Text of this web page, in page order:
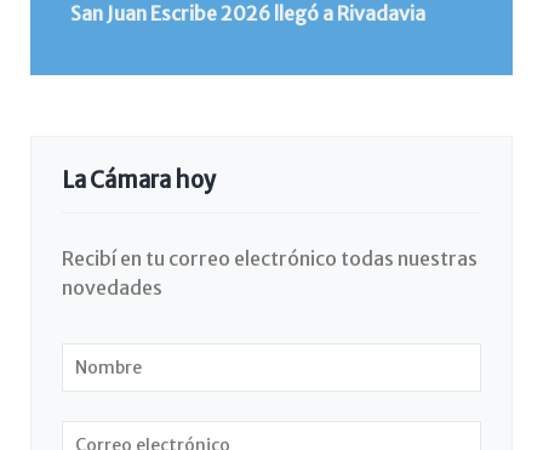
San Juan Escribe 2026 llegó a Rivadavia
La Cámara hoy
Recibí en tu correo electrónico todas nuestras
novedades